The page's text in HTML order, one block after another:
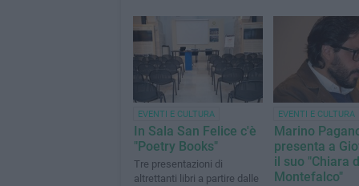
EVENTI E CULTURA
In Sala San Felice c'è
"Poetry Books"
Tre presentazioni di
altrettanti libri a partire dalle
EVENTI E CULTURA
Marino
presenta a
il suo "Chiara
Montefalco"